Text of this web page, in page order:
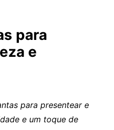
para
e
para presentear e
e um toque de